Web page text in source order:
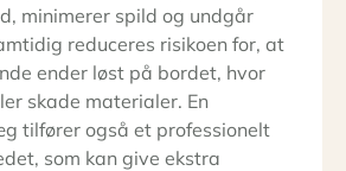
minimerer spild og undgår
reduceres risikoen for, at
ender løst på bordet, hvor
skade materialer. En
tilfører også et professionelt
som kan give ekstra